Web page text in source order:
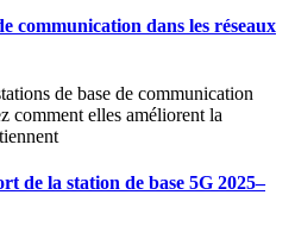
communication dans les réseaux
de base de communication
comment elles améliorent la
de la station de base 5G 2025–